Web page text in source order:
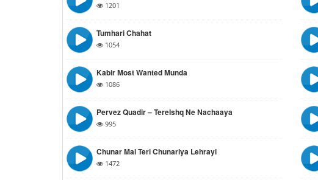
1201
Tumhari Chahat
1054
Kabir Most Wanted Munda
1086
Pervez Quadir – TereIshq Ne Nachaaya
995
Chunar Mai Teri Chunariya Lehrayi
1472